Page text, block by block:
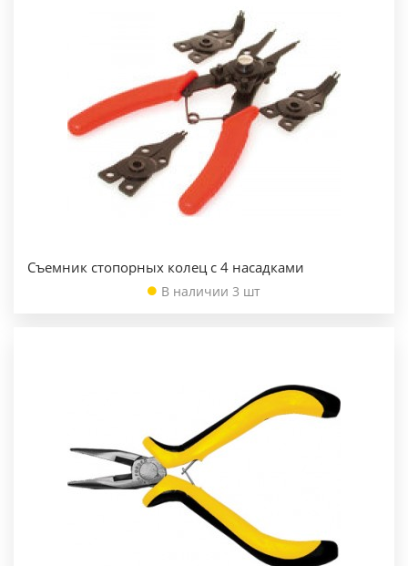
Съемник стопорных колец с 4 насадками
В наличии 3 шт